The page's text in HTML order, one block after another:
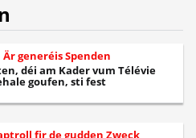
generéis Spenden
déi am Kader vum Télévie
goufen, sti fest
fir de gudden Zweck